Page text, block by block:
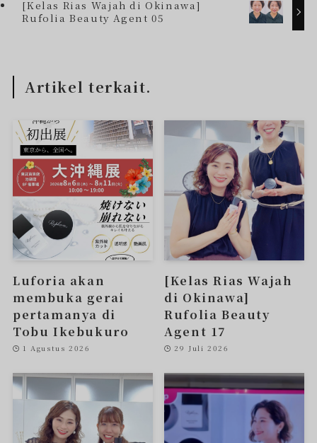
[Kelas Rias Wajah di Okinawa]
Rufolia Beauty Agent 05
Artikel terkait.
Luforia akan
membuka gerai
pertamanya di
Tobu Ikebukuro
1 Agustus 2026
[Kelas Rias Wajah
di Okinawa]
Rufolia Beauty
Agent 17
29 Juli 2026